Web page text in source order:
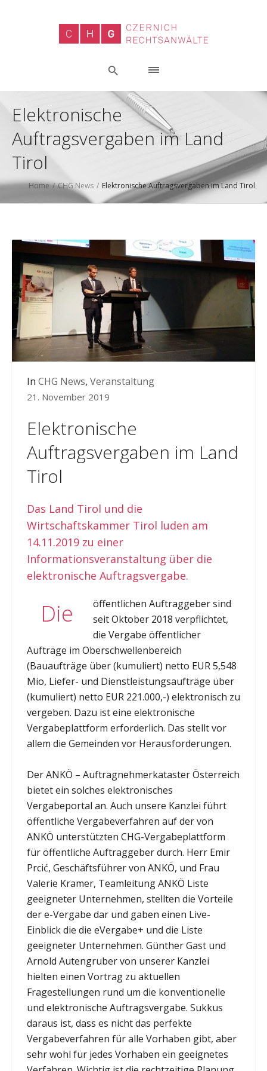
Elektronische
Auftragsvergaben im Land
Tirol
Home /CHG News / Elektronische Auftragsvergaben im Land Tirol
In CHG News, Veranstaltung
21. November 2019
Elektronische
Auftragsvergaben im Land
Tirol
Das Land Tirol und die
Wirtschaftskammer Tirol luden am
14.11.2019 zu einer
Informationsveranstaltung über die
elektronische Auftragsvergabe.
Die
öffentlichen Auftraggeber sind
seit Oktober 2018 verpflichtet,
die Vergabe öffentlicher
Aufträge im Oberschwellenbereich
(Bauaufträge über (kumuliert) netto EUR 5,548
Mio, Liefer- und Dienstleistungsaufträge über
(kumuliert) netto EUR 221.000,-) elektronisch zu
vergeben. Dazu ist eine elektronische
Vergabeplattform erforderlich. Das stellt vor
allem die Gemeinden vor Herausforderungen.
Der ANKÖ – Auftragnehmerkataster Österreich
bietet ein solches elektronisches
Vergabeportal an. Auch unsere Kanzlei führt
öffentliche Vergabeverfahren auf der von
ANKÖ unterstützten CHG-Vergabeplattform
für öffentliche Auftraggeber durch. Herr Emir
Prcić, Geschäftsführer von ANKÖ, und Frau
Valerie Kramer, Teamleitung ANKÖ Liste
geeigneter Unternehmen, stellten die Vorteile
der e-Vergabe dar und gaben einen Live-
Einblick die die eVergabe+ und die Liste
geeigneter Unternehmen. Günther Gast und
Arnold Autengruber von unserer Kanzlei
hielten einen Vortrag zu aktuellen
Fragestellungen rund um die konventionelle
und elektronische Auftragsvergabe. Sukkus
daraus ist, dass es nicht das perfekte
Vergabeverfahren für alle Vorhaben gibt, aber
sehr wohl für jedes Vorhaben ein geeignetes